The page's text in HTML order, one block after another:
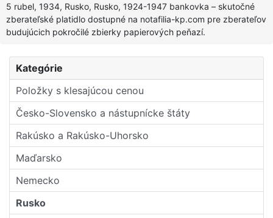
Kategórie
Položky s klesajúcou cenou
Česko-Slovensko a nástupní­cke štáty
Rakúsko a Rakúsko-Uhorsko
Maďarsko
Nemecko
Rusko
5 rubel, 1934, Rusko, Rusko, 1924-1947 bankovka – skutočné
zberateľské platidlo dostupné na notafilia-kp.com pre zberateľov
budujúcich pokročilé zbierky papierových peňazí.